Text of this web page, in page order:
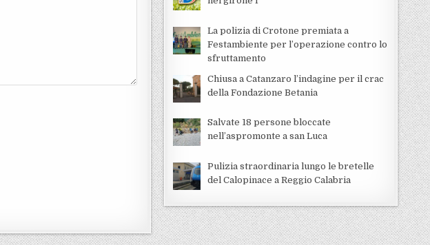
La polizia di Crotone premiata a
Festambiente per l’operazione contro lo
sfruttamento
Chiusa a Catanzaro l’indagine per il crac
della Fondazione Betania
Salvate 18 persone bloccate
nell’aspromonte a san Luca
Pulizia straordinaria lungo le bretelle
del Calopinace a Reggio Calabria